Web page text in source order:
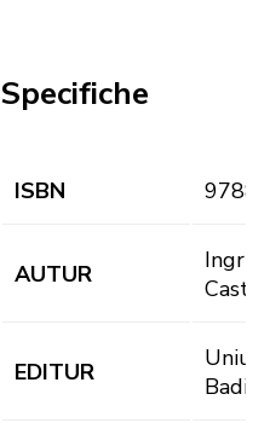
Specifiche
ISBN
AUTUR
Ingrid
EDITUR
Uniun
Badia